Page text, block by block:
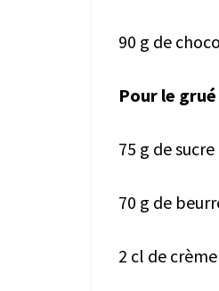
90 g de
Pour le
75 g de sucre
70 g de
2 cl de crème